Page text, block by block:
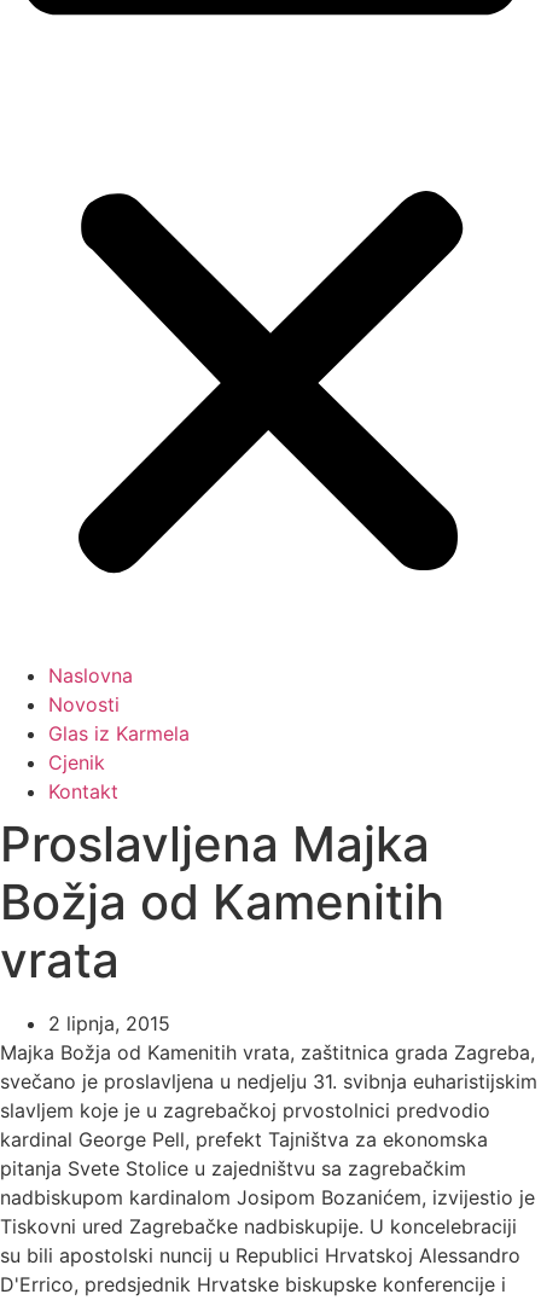
Naslovna
Novosti
Glas iz Karmela
Cjenik
Kontakt
Proslavljena Majka
Božja od Kamenitih
vrata
2 lipnja, 2015
Majka Božja od Kamenitih vrata, zaštitnica grada Zagreba,
svečano je proslavljena u nedjelju 31. svibnja euharistijskim
slavljem koje je u zagrebačkoj prvostolnici predvodio
kardinal George Pell, prefekt Tajništva za ekonomska
pitanja Svete Stolice u zajedništvu sa zagrebačkim
nadbiskupom kardinalom Josipom Bozanićem, izvijestio je
Tiskovni ured Zagrebačke nadbiskupije. U koncelebraciji
su bili apostolski nuncij u Republici Hrvatskoj Alessandro
D'Errico, predsjednik Hrvatske biskupske konferencije i